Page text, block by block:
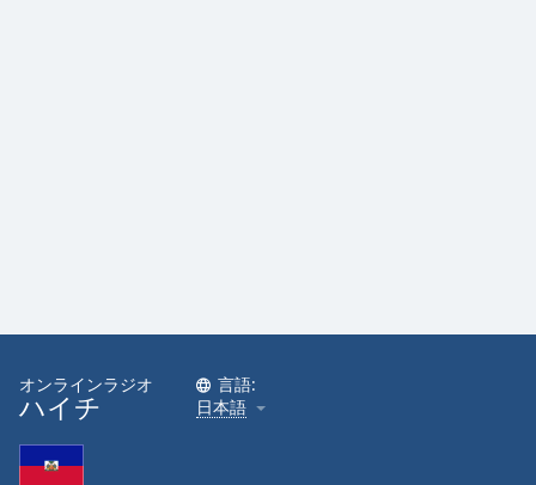
Font
Family
オンラインラジオ
ハイチ
言語:
日本語